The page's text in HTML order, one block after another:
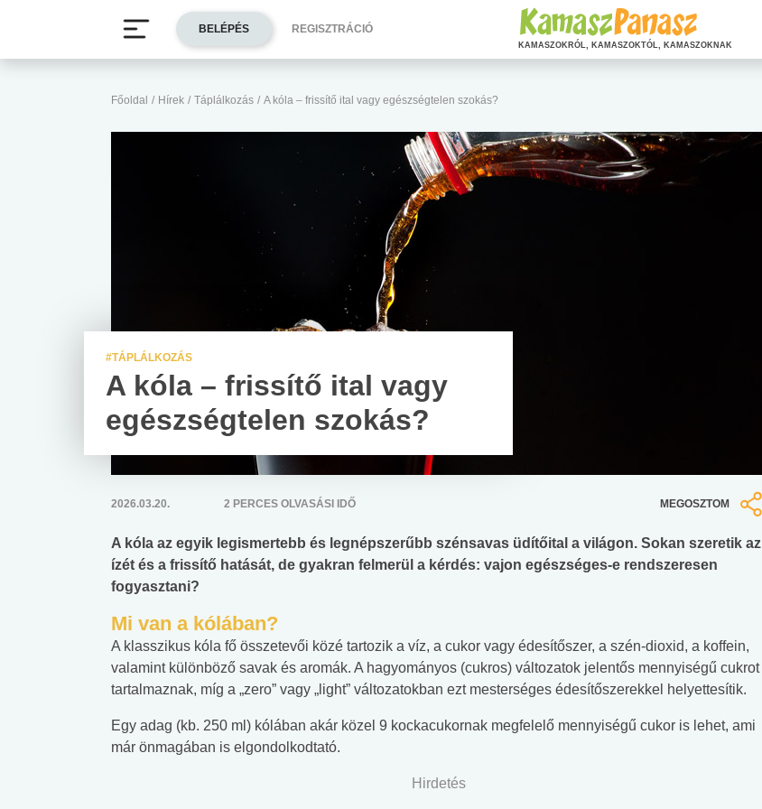
Főoldal / Hírek / Táplálkozás / A kóla – frissítő ital vagy egészségtelen szokás?
#TÁPLÁLKOZÁS
A kóla – frissítő ital vagy
egészségtelen szokás?
2026.03.20. 2 PERCES OLVASÁSI IDŐ MEGOSZTOM
A kóla az egyik legismertebb és legnépszerűbb szénsavas üdítőital a világon. Sokan szeretik az
ízét és a frissítő hatását, de gyakran felmerül a kérdés: vajon egészséges-e rendszeresen
fogyasztani?
Mi van a kólában?
A klasszikus kóla fő összetevői közé tartozik a víz, a cukor vagy édesítőszer, a szén-dioxid, a koffein,
valamint különböző savak és aromák. A hagyományos (cukros) változatok jelentős mennyiségű cukrot
tartalmaznak, míg a „zero” vagy „light” változatokban ezt mesterséges édesítőszerekkel helyettesítik.
Egy adag (kb. 250 ml) kólában akár közel 9 kockacukornak megfelelő mennyiségű cukor is lehet, ami
már önmagában is elgondolkodtató.
Hirdetés
BELÉPÉS REGISZTRÁCIÓ
KAMASZOKRÓL, KAMASZOKTÓL, KAMASZOKNAK